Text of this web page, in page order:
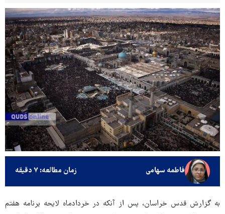
فاطمه سهامی زمان مطالعه: ۷ دقیقه
به گزارش قدس خراسان، پس از آنکه در خردادماه لایحه برنامه هفتم